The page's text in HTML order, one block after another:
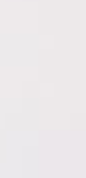
זולים ומהירים
להגדיר את הדרישות